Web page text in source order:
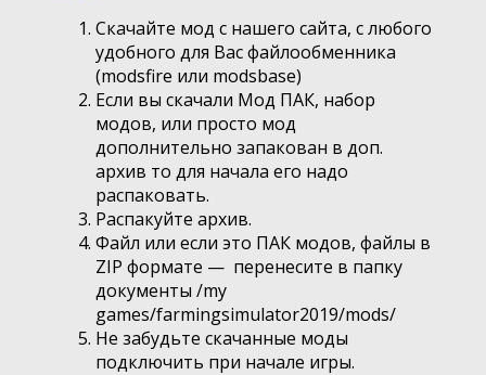
Скачайте мод с нашего сайта, с любого
удобного для Вас файлообменника
(modsfire или modsbase)
Если вы скачали Мод ПАК, набор
модов, или просто мод
дополнительно запакован в доп.
архив то для начала его надо
распаковать.
Распакуйте архив.
Файл или если это ПАК модов, файлы в
ZIP формате — перенесите в папку
документы /my
games/farmingsimulator2019/mods/
Не забудьте скачанные моды
подключить при начале игры.